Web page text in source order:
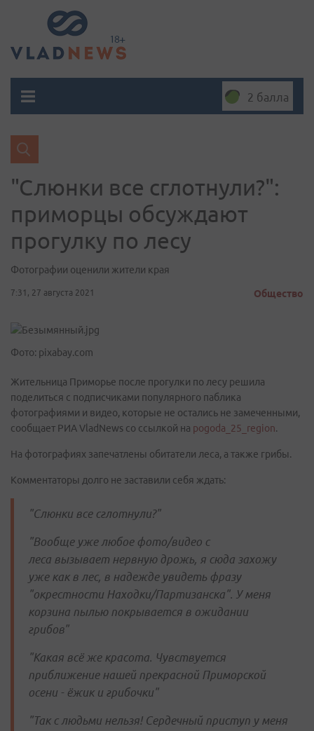
2 балла
"Слюнки все сглотнули?":
приморцы обсуждают
прогулку по лесу
Фотографии оценили жители края
7:31, 27 августа 2021 Общество
Фото: pixabay.com
Жительница Приморье после прогулки по лесу решила
поделиться с подписчиками популярного паблика
фотографиями и видео, которые не остались не замеченными,
сообщает РИА VladNews со ссылкой на pogoda_25_region.
На фотографиях запечатлены обитатели леса, а также грибы.
Комментаторы долго не заставили себя ждать:
"Слюнки все сглотнули?"
"Вообще уже любое фото/видео с
леса вызывает нервную дрожь, я сюда захожу
уже как в лес, в надежде увидеть фразу
"окрестности Находки/Партизанска". У меня
корзина пылью покрывается в ожидании
грибов"
"Какая всё же красота. Чувствуется
приближение нашей прекрасной Приморской
осени - ёжик и грибочки"
"Так с людьми нельзя! Сердечный приступ у меня